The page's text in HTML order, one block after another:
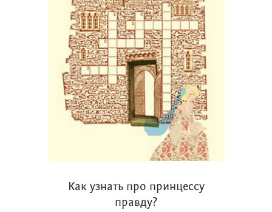
Как узнать про принцессу
правду?